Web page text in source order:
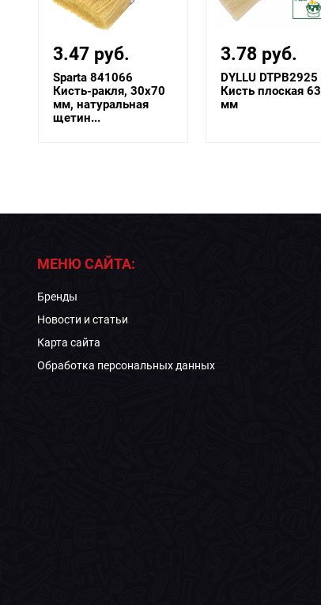
3.47 руб.
Sparta 841066
Кисть-ракля, 30х70
мм, натуральная
щетин...
3.78 руб.
DYLLU DTPB2925
Кисть плоская 63
мм
МЕНЮ САЙТА:
Бренды
Новости и статьи
Карта сайта
Обработка персональных данных